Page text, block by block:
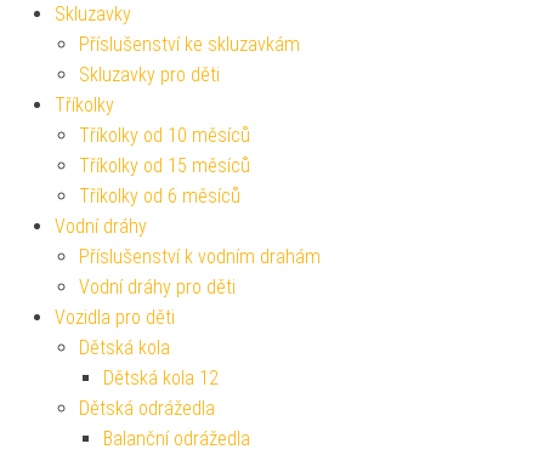
Skluzavky
Příslušenství ke skluzavkám
Skluzavky pro děti
Tříkolky
Tříkolky od 10 měsíců
Tříkolky od 15 měsíců
Tříkolky od 6 měsíců
Vodní dráhy
Příslušenství k vodním drahám
Vodní dráhy pro děti
Vozidla pro děti
Dětská kola
Dětská kola 12
Dětská odrážedla
Balanční odrážedla